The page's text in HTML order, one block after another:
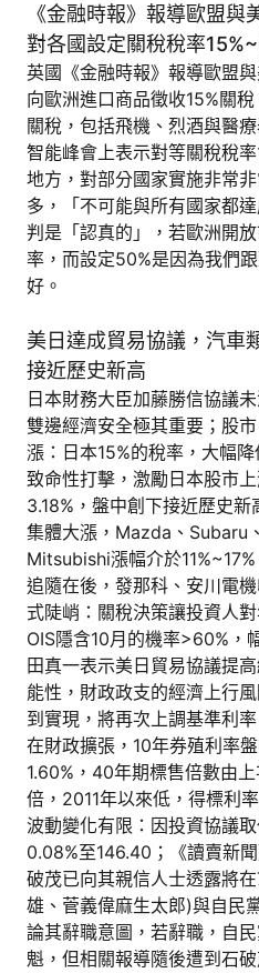
《金融時報》報導歐盟與
對各國設定關稅稅率
英國《金融時報》報導歐盟
向歐洲進口商品徵收15%關
關稅，包括飛機、烈酒與醫
智能峰會上表示對等關稅稅
地方，對部分國家實施非常
多，「不可能與所有國家都
判是「認真的」，若歐洲開
率，而設定50%是因為我們
好。
美日達成貿易協議，汽車
接近歷史新高
日本財務大臣加藤勝信協議
雙邊經濟安全極其重要；股
漲：日本15%的稅率，大幅
致命性打擊，激勵日本股市
3.18%，盤中創下接近歷史
集體大漲，Mazda、Subaru
Mitsubishi漲幅介於
追隨在後，發那科、安川電
式陡峭：關稅決策讓投資人
OIS隱含10月的機率>60%，
田真一表示美日貿易協議提
能性，財政政支的經濟上行
到實現，將再次上調基準利
在財政擴張，10年券殖利率
1.60%，40年期標售倍數由
倍，2011年以來低，得標利
波動變化有限：因投資協議
0.08%至146.40；《讀賣新
破茂已向其親信人士透露將
雄、菅義偉麻生太郎)與自民
論其辭職意圖，若辭職，自
魁，但相關報導隨後遭到石破